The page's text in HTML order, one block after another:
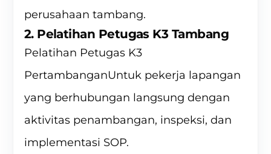
perusahaan tambang.
2. Pelatihan Petugas K3 Tambang
Pelatihan Petugas K3
PertambanganUntuk pekerja lapangan
yang berhubungan langsung dengan
aktivitas penambangan, inspeksi, dan
implementasi SOP.